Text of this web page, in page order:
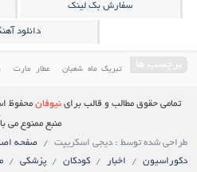
سفارش بک لینک
دانلود
برچسب ها تبریک ماه شعبان عطار مارت
ایران دانلود فیلم ایرانی جدید کیک ریواس کیک
تمامی حقوق مطالب و قالب برای نیوفانمحفوظ
منبع ممنوع می
طراحی شده توسط : دیجی اسکریپت
صفحه
دکوراسیون
اخبار کودکان پزشکی